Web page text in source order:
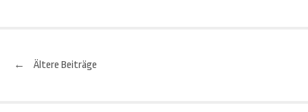
Beitrags-
← Ältere Beiträge